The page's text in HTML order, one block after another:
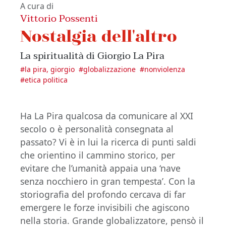
A cura di
Vittorio Possenti
Nostalgia dell'altro
La spiritualità di Giorgio La Pira
#la pira, giorgio #globalizzazione #nonviolenza
#etica politica
Ha La Pira qualcosa da comunicare al XXI
secolo o è personalità consegnata al
passato? Vi è in lui la ricerca di punti saldi
che orientino il cammino storico, per
evitare che l’umanità appaia una ‘nave
senza nocchiero in gran tempesta’. Con la
storiografia del profondo cercava di far
emergere le forze invisibili che agiscono
nella storia. Grande globalizzatore, pensò il